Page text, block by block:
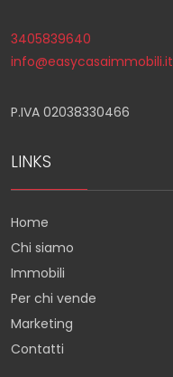
3405839640
info@easycasaimmobili.it
P.IVA 02038330466
LINKS
Home
Chi siamo
Immobili
Per chi vende
Marketing
Contatti